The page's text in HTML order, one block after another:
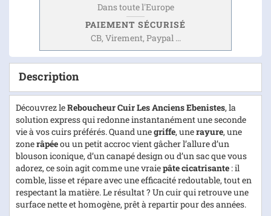
Dans toute l'Europe
PAIEMENT SÉCURISÉ
CB, Virement, Paypal ...
Description
Découvrez leReboucheur Cuir Les Anciens Ebenistes, la
solution express qui redonne instantanément une seconde
vie à vos cuirs préférés. Quand unegriffe, unerayure, une
zonerâpéeou un petit accroc vient gâcher l’allure d’un
blouson iconique, d’un canapé design ou d’un sac que vous
adorez, ce soin agit comme une vraiepâte cicatrisante : il
comble, lisse et répare avec une efficacité redoutable, tout en
respectant la matière. Le résultat ? Un cuir qui retrouve une
surface nette et homogène, prêt à repartir pour des années.